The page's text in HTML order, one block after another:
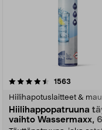
1563
Hiilihapotuslaitteet &
Hiilihappopatruuna
vaihto Wassermaxx,
4.5viidestä